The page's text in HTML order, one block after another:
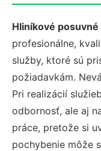
Hliníkové
profesionálne,
služby, ktoré sú
požiadavkám.
Pri realizácií
odbornosť, ale aj
práce, pretože si
pochybenie môže